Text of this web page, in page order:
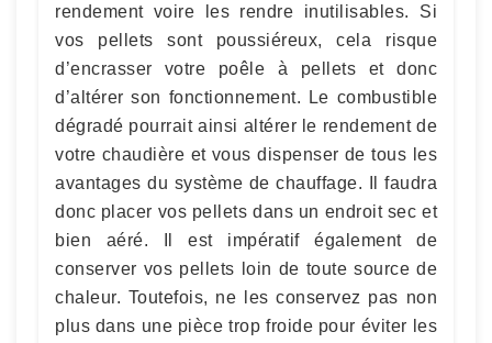
rendement voire les rendre inutilisables. Si
vos pellets sont poussiéreux, cela risque
d’encrasser votre poêle à pellets et donc
d’altérer son fonctionnement. Le combustible
dégradé pourrait ainsi altérer le rendement de
votre chaudière et vous dispenser de tous les
avantages du système de chauffage. Il faudra
donc placer vos pellets dans un endroit sec et
bien aéré. Il est impératif également de
conserver vos pellets loin de toute source de
chaleur. Toutefois, ne les conservez pas non
plus dans une pièce trop froide pour éviter les